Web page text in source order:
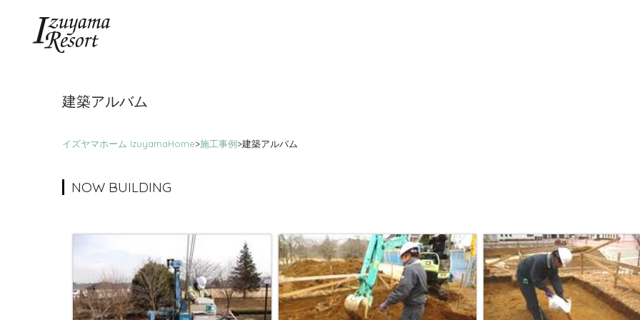
建築アルバム
イズヤマホーム IzuyamaHome>施工事例>建築アルバム
NOW BUILDING